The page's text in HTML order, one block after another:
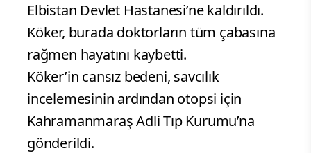
Elbistan Devlet Hastanesi’ne kaldırıldı.
Köker, burada doktorların tüm çabasına
rağmen hayatını kaybetti.
Köker’in cansız bedeni, savcılık
incelemesinin ardından otopsi için
Kahramanmaraş Adli Tıp Kurumu’na
gönderildi.